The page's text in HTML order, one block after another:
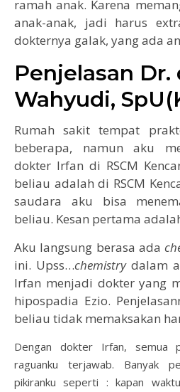
ramah anak. Karena
anak-anak, jadi harus
dokternya galak, yang ada
Penjelasan Dr.
Wahyudi,
Rumah sakit tempat
beberapa, namun aku
dokter Irfan di RSCM
beliau adalah di RSCM
saudara aku bisa
beliau. Kesan pertama
Aku langsung berasa ada
ini. Upss…chemistrydalam
Irfan menjadi dokter yang
hipospadia Ezio.
beliau tidak memaksakan
Dengan dokter Irfan, semua
raguanku terjawab. Banyak
pikiranku seperti : kapan